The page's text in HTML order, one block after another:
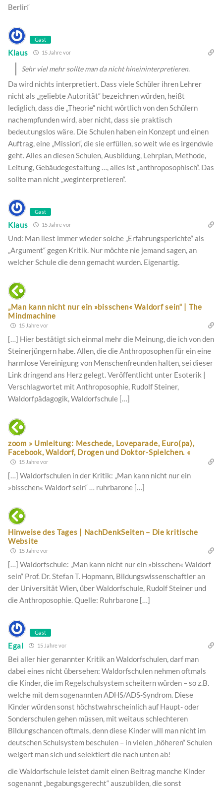
Berlin“
Gast
Klaus 15 Jahre vor
Sehr viel mehr sollte man da nicht hineininterpretieren.
Da wird nichts interpretiert. Dass viele Schüler ihren Lehrer
nicht als „geliebte Autorität“ bezeichnen würden, heißt
lediglich, dass die „Theorie“ nicht wörtlich von den Schülern
nachempfunden wird, aber nicht, dass sie praktisch
bedeutungslos wäre. Die Schulen haben ein Konzept und einen
Auftrag, eine „Mission“, die sie erfüllen, so weit wie es irgendwie
geht. Alles an diesen Schulen, Ausbildung, Lehrplan, Methode,
Leitung, Gebäudegestaltung …, alles ist „anthroposophisch“. Das
sollte man nicht „weginterpretieren“.
Gast
Klaus 15 Jahre vor
Und: Man liest immer wieder solche „Erfahrungsperichte“ als
„Argument“ gegen Kritik. Nur möchte nie jemand sagen, an
welcher Schule die denn gemacht wurden. Eigenartig.
„Man kann nicht nur ein »bisschen« Waldorf sein“ | The
Mindmachine
15 Jahre vor
[…] Hier bestätigt sich einmal mehr die Meinung, die ich von den
Steinerjüngern habe. Allen, die die Anthroposophen für ein eine
harmlose Vereinigung von Menschenfreunden halten, sei dieser
Link dringend ans Herz gelegt. Veröffentlicht unter Esoterik |
Verschlagwortet mit Anthroposophie, Rudolf Steiner,
Waldorfpädagogik, Waldorfschule […]
zoom » Umleitung: Meschede, Loveparade, Euro(pa),
Facebook, Waldorf, Drogen und Doktor-Spielchen. «
15 Jahre vor
[…] Waldorfschulen in der Kritik: „Man kann nicht nur ein
»bisschen« Waldorf sein“ … ruhrbarone […]
Hinweise des Tages | NachDenkSeiten – Die kritische
Website
15 Jahre vor
[…] Waldorfschule: „Man kann nicht nur ein »bisschen« Waldorf
sein“ Prof. Dr. Stefan T. Hopmann, Bildungswissenschaftler an
der Universität Wien, über Waldorfschule, Rudolf Steiner und
die Anthroposophie. Quelle: Ruhrbarone […]
Gast
Egal 15 Jahre vor
Bei aller hier genannter Kritik an Waldorfschulen, darf man
dabei eines nicht übersehen: Waldorfschulen nehmen oftmals
die Kinder, die im Regelschulsystem scheitern würden – so z.B.
welche mit dem sogenannten ADHS/ADS-Syndrom. Diese
Kinder würden sonst höchstwahrscheinlich auf Haupt- oder
Sonderschulen gehen müssen, mit weitaus schlechteren
Bildungschancen oftmals, denn diese Kinder will man nicht im
deutschen Schulsystem beschulen – in vielen „höheren“ Schulen
weigert man sich und selektiert die nach unten ab!
die Waldorfschule leistet damit einen Beitrag manche Kinder
sogenannt „begabungsgerecht“ auszubilden, die sonst